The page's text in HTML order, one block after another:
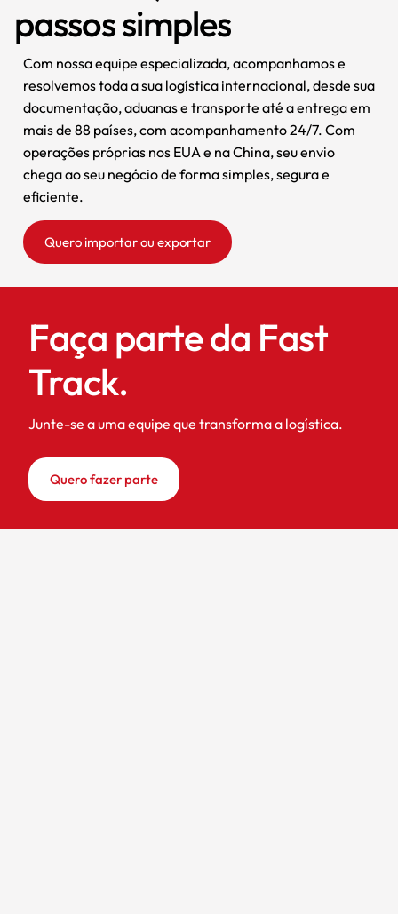
passos simples
Com nossa equipe especializada, acompanhamos e
resolvemos toda a sua logística internacional, desde sua
documentação, aduanas e transporte até a entrega em
mais de 88 países, com acompanhamento 24/7. Com
operações próprias nos EUA e na China, seu envio
chega ao seu negócio de forma simples, segura e
eficiente.
Quero importar ou exportar
Faça parte da Fast
Track.
Junte-se a uma equipe que transforma a logística.
Quero fazer parte